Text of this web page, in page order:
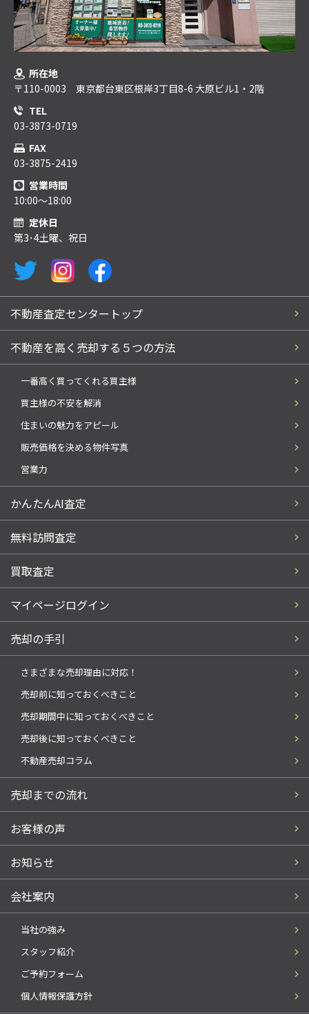
所在地
〒110-0003 東京都台東区根岸3丁目8-6 大原ビル1・2階
TEL
03-3873-0719
FAX
03-3875-2419
営業時間
10:00～18:00
定休日
第3･4土曜、祝日
不動産査定センタートップ
不動産を高く売却する５つの方法
一番高く買ってくれる買主様
買主様の不安を解消
住まいの魅力をアピール
販売価格を決める物件写真
営業力
かんたんAI査定
無料訪問査定
買取査定
マイページログイン
売却の手引
さまざまな売却理由に対応！
売却前に知っておくべきこと
売却期間中に知っておくべきこと
売却後に知っておくべきこと
不動産売却コラム
売却までの流れ
お客様の声
お知らせ
会社案内
当社の強み
スタッフ紹介
ご予約フォーム
個人情報保護方針